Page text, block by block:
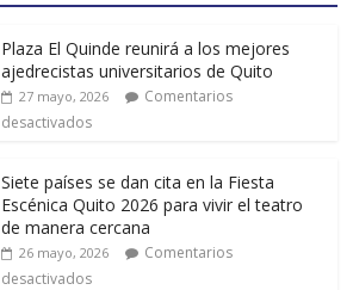
Plaza El Quinde reunirá a los mejores
ajedrecistas universitarios de Quito
27 mayo, 2026
Comentarios
desactivados
Siete países se dan cita en la Fiesta
Escénica Quito 2026 para vivir el teatro
de manera cercana
26 mayo, 2026
Comentarios
desactivados